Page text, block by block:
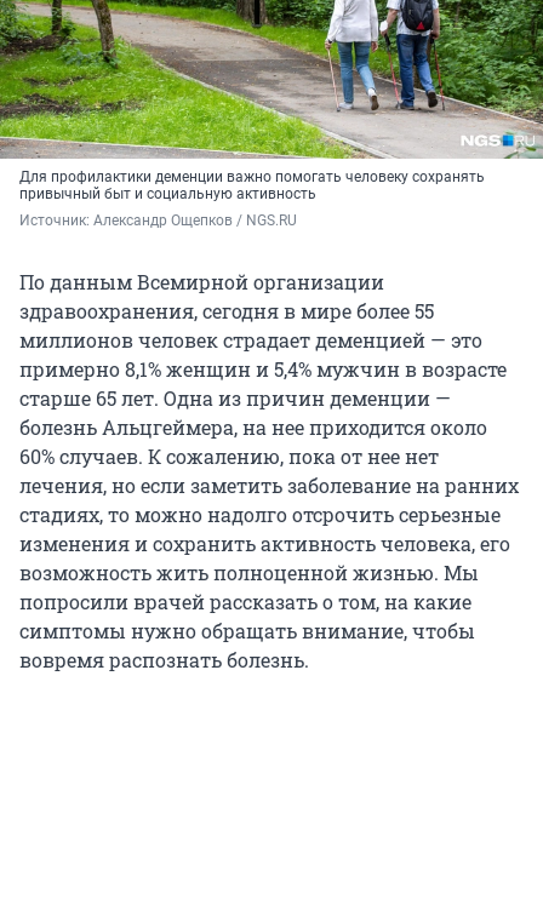
Для профилактики деменции важно помогать человеку сохранять
привычный быт и социальную активность
Источник: Александр Ощепков / NGS.RU
По данным Всемирной организации
здравоохранения, сегодня в мире более 55
миллионов человек страдает деменцией — это
примерно 8,1% женщин и 5,4% мужчин в возрасте
старше 65 лет. Одна из причин деменции —
болезнь Альцгеймера, на нее приходится около
60% случаев. К сожалению, пока от нее нет
лечения, но если заметить заболевание на ранних
стадиях, то можно надолго отсрочить серьезные
изменения и сохранить активность человека, его
возможность жить полноценной жизнью. Мы
попросили врачей рассказать о том, на какие
симптомы нужно обращать внимание, чтобы
вовремя распознать болезнь.